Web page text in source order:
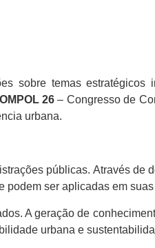
sobre temas estratégicos
26– Congresso de
urbana.
públicas. Através de
podem ser aplicadas em
A geração de
urbana e